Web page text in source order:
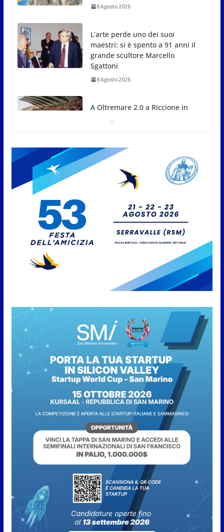
8 Agosto 2026
L’arte perde uno dei suoi
maestri: si è spento a 91 anni il
grande scultore Marcello
Sgattoni
8 Agosto 2026
A Oltremare 2.0 a Riccione in
San Marino Academy.
Femminile: quattro Primavera
aggregate alla Prima Squadra
8 Agosto 2026
San Marino. “Cena Tramonto &
Live” una serata di
cucina e solidarietà, a Faetano.
Con la firma e la regia di